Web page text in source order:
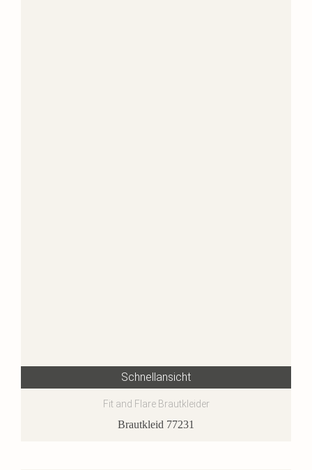
Schnellansicht
Fit and Flare Brautkleider
Brautkleid 77231